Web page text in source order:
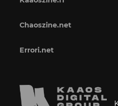
Chaoszine.net
Errori.net